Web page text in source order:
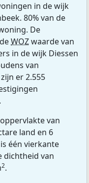
in de wijk
80% van de
De
WOZwaarde van
in de wijk Diessen
van
er 2.555
van
land en 6
één vierkante
dichtheid van
2.